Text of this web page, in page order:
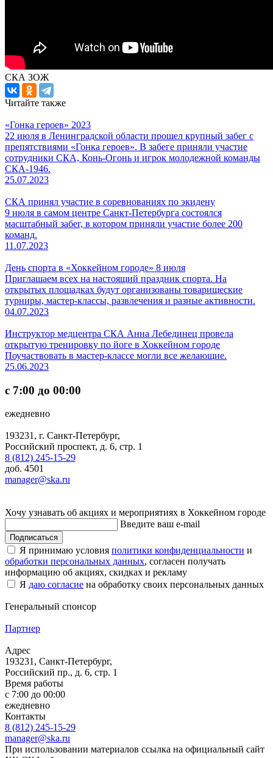
СКА ЗОЖ
Читайте также
«Гонка героев» 2023
22 июля в Ленинградской области прошел крупный забег с
препятствиями «Гонка героев». В забеге приняли участие
сотрудники СКА, Конь-Огонь и игрок молодежной команды
СКА-1946.
25.07.2023
СКА принял участие в соревнованиях по экидену
9 июля в самом центре Санкт-Петербурга состоялся
масштабный забег, в котором приняли участие более 200
команд.
11.07.2023
День спорта в «Хоккейном городе» 8 июля
Приглашаем всех на настоящий праздник спорта. На
открытых площадках будут организованы товарищеские
турниры, мастер-классы, развлечения и разные активности.
04.07.2023
Инструктор медцентра СКА Анна Лебединец провела
открытую тренировку по йоге в Хоккейном городе
Поучаствовать в мастер-классе могли все желающие.
25.06.2023
с 7:00 до 00:00
ежедневно
193231, г. Санкт-Петербург,
Российский проспект, д. 6, стр. 1
8 (812) 245-15-29
доб. 4501
manager@ska.ru
Хочу узнавать об акциях и мероприятиях в Хоккейном городе
Введите ваш e-mail
Подписаться
Я принимаю условия политики конфиденциальности и
обработки персональных данных, согласен получать
информацию об акциях, скидках и рекламу
Я даю согласие на обработку своих персональных данных
Генеральный спонсор
Партнер
Адрес
193231, Санкт-Петербург,
Российский пр., д. 6, стр. 1
Время работы
с 7:00 до 00:00
ежедневно
Контакты
8 (812) 245-15-29
manager@ska.ru
При использовании материалов ссылка на официальный сайт